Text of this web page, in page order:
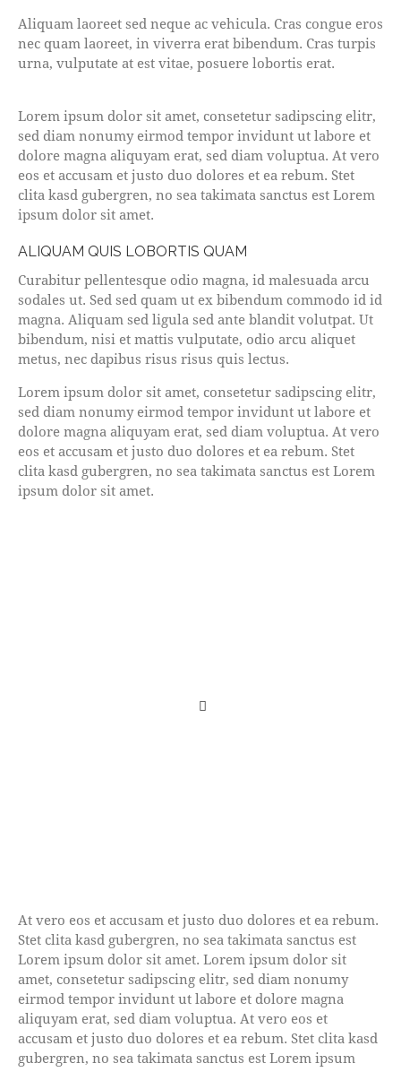
Aliquam laoreet sed neque ac vehicula. Cras congue eros
nec quam laoreet, in viverra erat bibendum. Cras turpis
urna, vulputate at est vitae, posuere lobortis erat.
Lorem ipsum dolor sit amet, consetetur sadipscing elitr,
sed diam nonumy eirmod tempor invidunt ut labore et
dolore magna aliquyam erat, sed diam voluptua. At vero
eos et accusam et justo duo dolores et ea rebum. Stet
clita kasd gubergren, no sea takimata sanctus est Lorem
ipsum dolor sit amet.
ALIQUAM QUIS LOBORTIS QUAM
Curabitur pellentesque odio magna, id malesuada arcu
sodales ut. Sed sed quam ut ex bibendum commodo id id
magna. Aliquam sed ligula sed ante blandit volutpat. Ut
bibendum, nisi et mattis vulputate, odio arcu aliquet
metus, nec dapibus risus risus quis lectus.
Lorem ipsum dolor sit amet, consetetur sadipscing elitr,
sed diam nonumy eirmod tempor invidunt ut labore et
dolore magna aliquyam erat, sed diam voluptua. At vero
eos et accusam et justo duo dolores et ea rebum. Stet
clita kasd gubergren, no sea takimata sanctus est Lorem
ipsum dolor sit amet.
At vero eos et accusam et justo duo dolores et ea rebum.
Stet clita kasd gubergren, no sea takimata sanctus est
Lorem ipsum dolor sit amet. Lorem ipsum dolor sit
amet, consetetur sadipscing elitr, sed diam nonumy
eirmod tempor invidunt ut labore et dolore magna
aliquyam erat, sed diam voluptua. At vero eos et
accusam et justo duo dolores et ea rebum. Stet clita kasd
gubergren, no sea takimata sanctus est Lorem ipsum